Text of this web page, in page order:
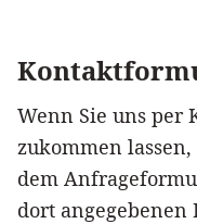
Wenn Sie uns per
zukommen
dem
dort